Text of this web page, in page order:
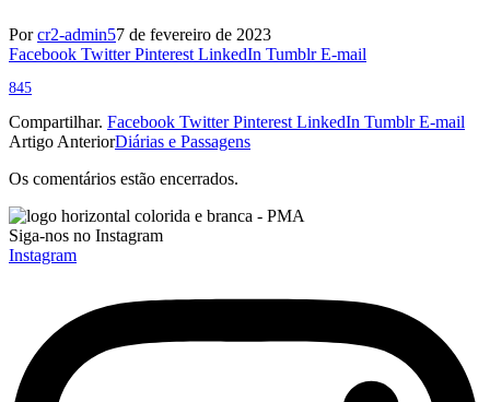
Por cr2-admin57 de fevereiro de 2023
Facebook Twitter Pinterest LinkedIn Tumblr E-mail
845
Compartilhar. Facebook Twitter Pinterest LinkedIn Tumblr E-mail
Artigo AnteriorDiárias e Passagens
Os comentários estão encerrados.
Siga-nos no Instagram
Instagram